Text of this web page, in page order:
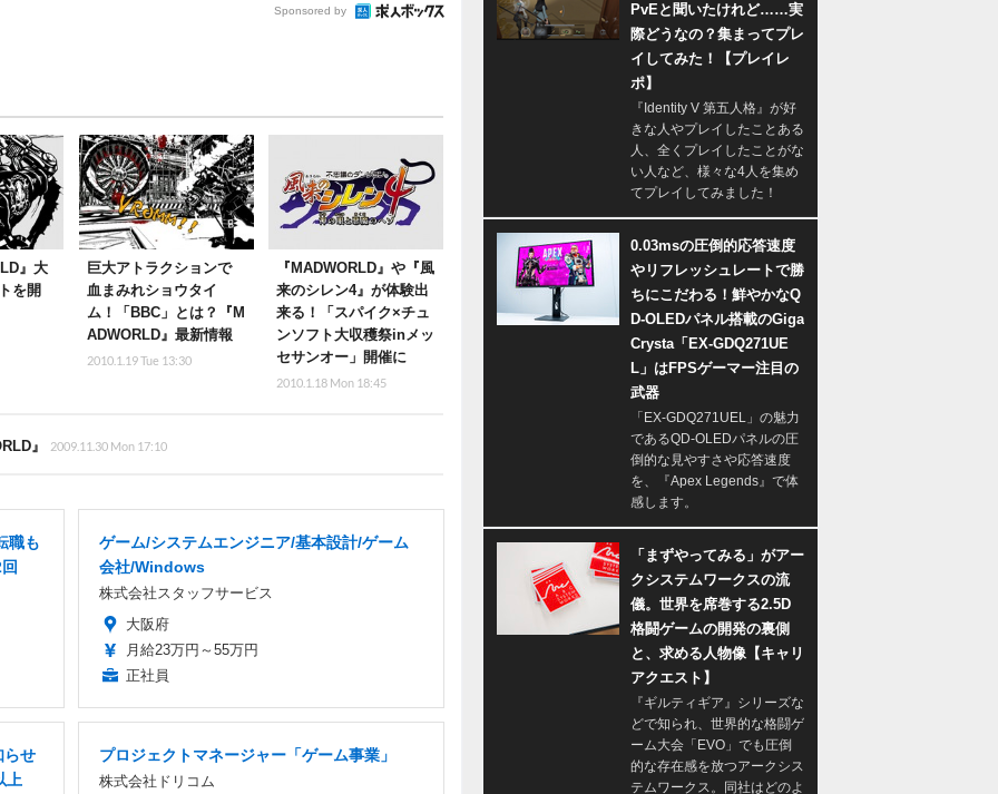
Sponsored by
』大
を開
巨大アトラクションで
血まみれショウタイ
ム！「BBC」とは？『M
ADWORLD』最新情報
2010.1.19 Tue 13:30
『MADWORLD』や『風
来のシレン4』が体験出
来る！「スパイク×チュ
ンソフト大収穫祭inメッ
セサンオー」開催に
2010.1.18 Mon 18:45
』 2009.11.30 Mon 17:10
職も
ゲーム/システムエンジニア/基本設計/ゲーム
会社/Windows
株式会社スタッフサービス
大阪府
月給23万円～55万円
正社員
らせ
上
プロジェクトマネージャー「ゲーム事業」
株式会社ドリコム
PvEと聞いたけれど……実
際どうなの？集まってプレ
イしてみた！【プレイレ
ポ】
『Identity V 第五人格』が好
きな人やプレイしたことある
人、全くプレイしたことがな
い人など、様々な4人を集め
てプレイしてみました！
0.03msの圧倒的応答速度
やリフレッシュレートで勝
ちにこだわる！鮮やかなQ
D-OLEDパネル搭載のGiga
Crysta「EX-GDQ271UE
L」はFPSゲーマー注目の
武器
「EX-GDQ271UEL」の魅力
であるQD-OLEDパネルの圧
倒的な見やすさや応答速度
を、『Apex Legends』で体
感します。
「まずやってみる」がアー
クシステムワークスの流
儀。世界を席巻する2.5D
格闘ゲームの開発の裏側
と、求める人物像【キャリ
アクエスト】
『ギルティギア』シリーズな
どで知られ、世界的な格闘ゲ
ーム大会「EVO」でも圧倒
的な存在感を放つアークシス
テムワークス。同社はどのよ